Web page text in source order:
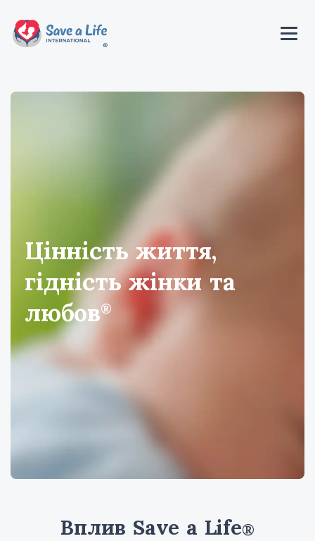
Цінність життя,
гідність жінки та
любов®
Вплив Save a Life®